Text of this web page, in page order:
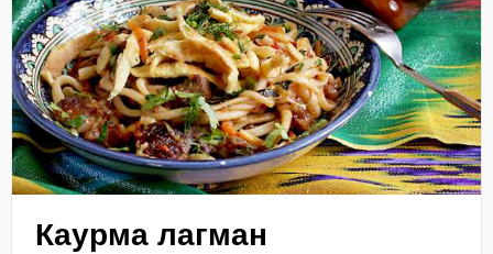
Каурма лагман